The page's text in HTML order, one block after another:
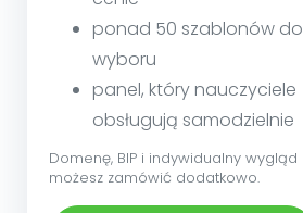
ponad 50 szablonów do
wyboru
panel, który nauczyciele
obsługują samodzielnie
Domenę, BIP i indywidualny wygląd
możesz zamówić dodatkowo.